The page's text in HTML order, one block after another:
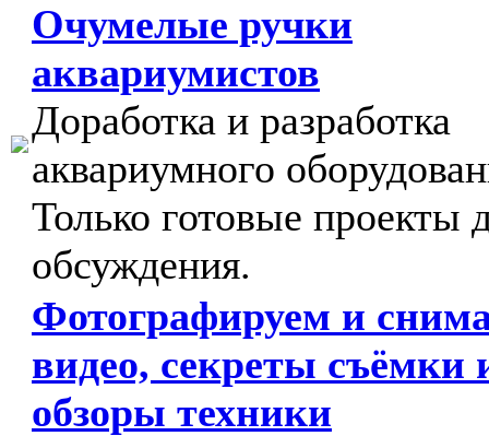
Очумелые ручки
аквариумистов
Доработка и разработка
аквариумного
Только готовые проекты
обсуждения.
Фотографируем и
видео, секреты съёмки
обзоры техники